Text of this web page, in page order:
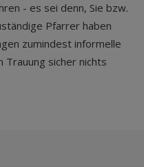
- es sei denn, Sie bzw.
Pfarrer haben
zumindest informelle
Trauung sicher nichts